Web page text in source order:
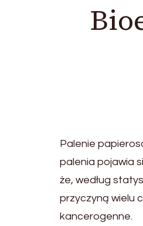
Palenie
palenia pojawia
że, według
przyczyną wielu
kancerogenne.